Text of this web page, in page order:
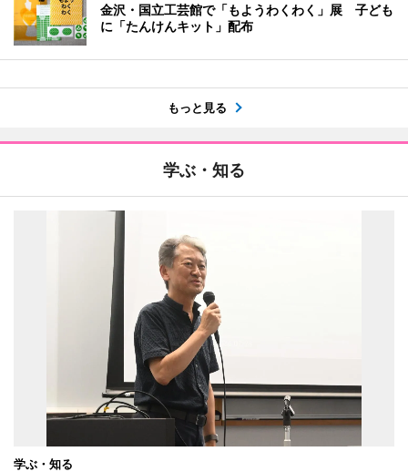
金沢・国立工芸館で「もようわくわく」展 子ども
に「たんけんキット」配布
もっと見る
学ぶ・知る
学ぶ・知る